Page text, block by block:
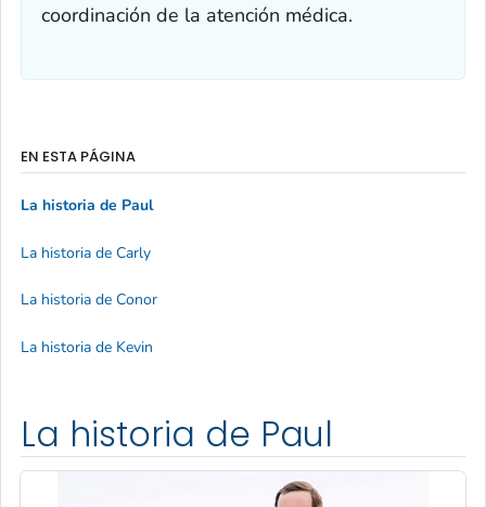
coordinación de la atención médica.
La historia de Paul
EN ESTA PÁGINA
La historia de Paul
La historia de Carly
La historia de Conor
La historia de Kevin